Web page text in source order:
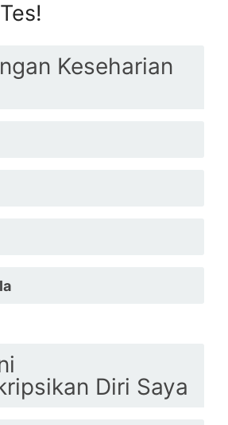
Keseharian
Diri Saya